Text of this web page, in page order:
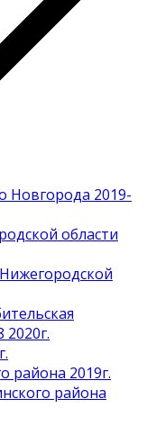
Новгорода 2019-
области
2020г.
района 2019г.
района